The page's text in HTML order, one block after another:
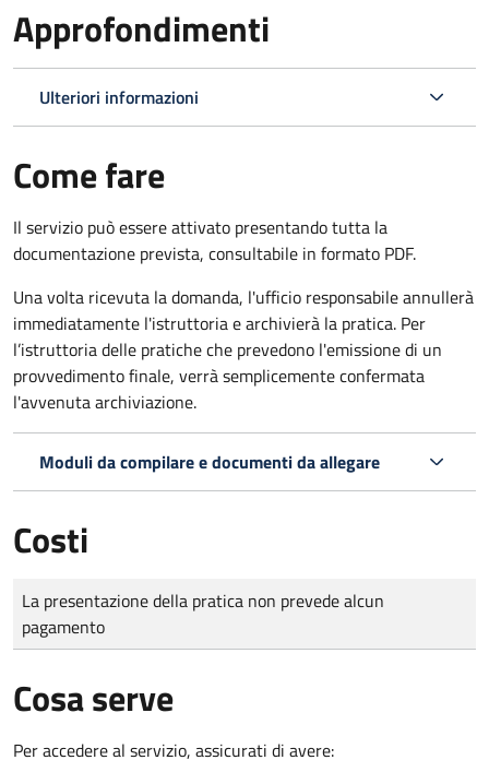
Approfondimenti
Ulteriori informazioni
Come fare
Il servizio può essere attivato presentando tutta la
documentazione prevista, consultabile in formato PDF.
Una volta ricevuta la domanda, l'ufficio responsabile annullerà
immediatamente l'istruttoria e archivierà la pratica. Per
l’istruttoria delle pratiche che prevedono l'emissione di un
provvedimento finale, verrà semplicemente confermata
l'avvenuta archiviazione.
Moduli da compilare e documenti da allegare
Costi
Tipo di pagamento
Importo
La presentazione della pratica non prevede alcun
pagamento
Cosa serve
Per accedere al servizio, assicurati di avere: